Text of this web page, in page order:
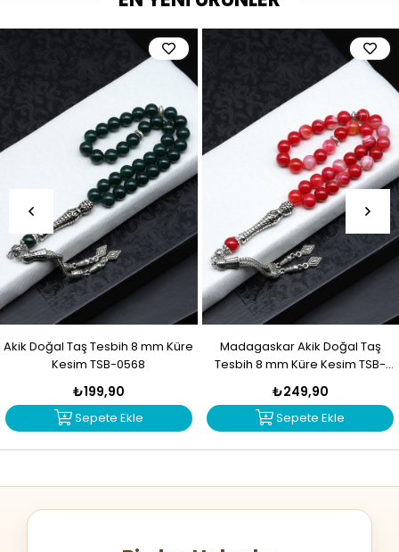
Akik Doğal Taş Tesbih 8 mm Küre
Kesim TSB-0568
₺199,90
Sepete Ekle
Madagaskar Akik Doğal Taş
Tesbih 8 mm Küre Kesim TSB-
0567
₺249,90
Sepete Ekle